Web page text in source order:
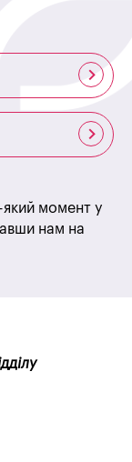
який момент у
нам на